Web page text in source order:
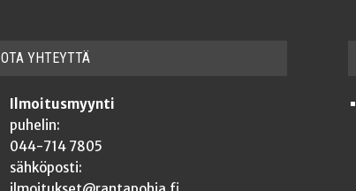
OTA YHTEYT­TÄ
Ilmoitusmyynti
puhelin:
044-714 7805
sähköposti: